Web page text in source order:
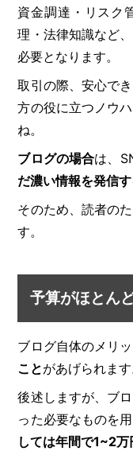
資金調達・リスク
理・法律知識など
必要となります。
取引の際、安心で
方の役に立つノウ
ね。
ブログの場合は、
だ濃い情報を発信
そのため、読者の
す。
予算がほとん
ブログ自体のメリ
ことがあげられます
後述しますが、ブ
った必要なものを
しては年間で1~2万